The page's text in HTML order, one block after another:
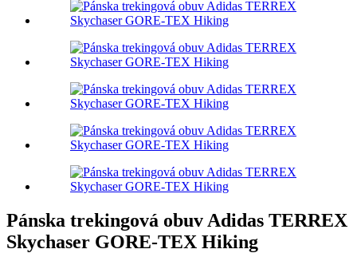
Pánska trekingová obuv Adidas TERREX
Skychaser GORE-TEX Hiking